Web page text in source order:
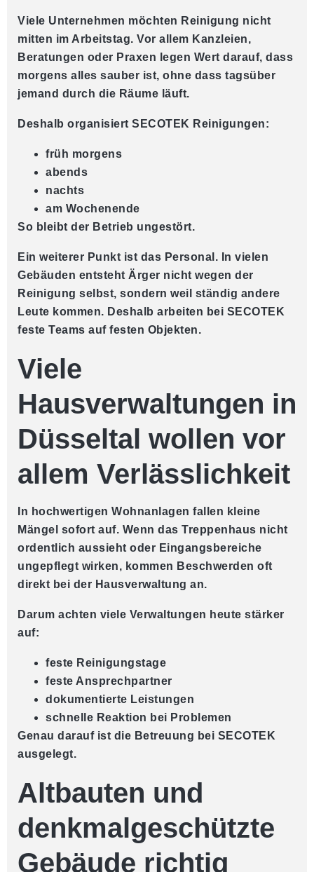
Viele Unternehmen möchten Reinigung nicht
mitten im Arbeitstag. Vor allem Kanzleien,
Beratungen oder Praxen legen Wert darauf, dass
morgens alles sauber ist, ohne dass tagsüber
jemand durch die Räume läuft.
Deshalb organisiert SECOTEK Reinigungen:
früh morgens
abends
nachts
am Wochenende
So bleibt der Betrieb ungestört.
Ein weiterer Punkt ist das Personal. In vielen
Gebäuden entsteht Ärger nicht wegen der
Reinigung selbst, sondern weil ständig andere
Leute kommen. Deshalb arbeiten bei SECOTEK
feste Teams auf festen Objekten.
Viele
Hausverwaltungen in
Düsseltal wollen vor
allem Verlässlichkeit
In hochwertigen Wohnanlagen fallen kleine
Mängel sofort auf. Wenn das Treppenhaus nicht
ordentlich aussieht oder Eingangsbereiche
ungepflegt wirken, kommen Beschwerden oft
direkt bei der Hausverwaltung an.
Darum achten viele Verwaltungen heute stärker
auf:
feste Reinigungstage
feste Ansprechpartner
dokumentierte Leistungen
schnelle Reaktion bei Problemen
Genau darauf ist die Betreuung bei SECOTEK
ausgelegt.
Altbauten und
denkmalgeschützte
Gebäude richtig